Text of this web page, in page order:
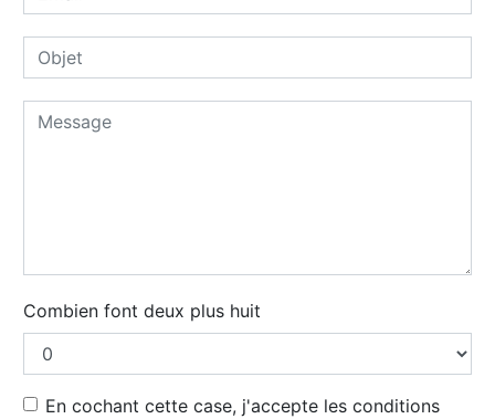
Combien font deux plus huit
En cochant cette case, j'accepte les conditions